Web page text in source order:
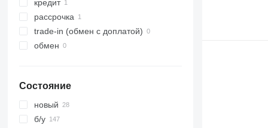
кредит
рассрочка
trade-in (обмен с доплатой)
обмен
Состояние
новый
б/у